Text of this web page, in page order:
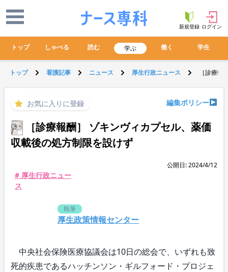
新規登録 ログイン
トップ しゃべる 読む 学ぶ 働く 学生
トップ 看護記事 ニュース 厚生行政ニュース ［診療
お気に入りに登録 編集ポリシー
［診療報酬］ ゾキンヴィカプセル、薬価
収載後の処方制限を設けず
公開日: 2024/4/12
# 厚生行政ニュー
ス
執筆
厚生政策情報センター
中央社会保険医療協議会は10日の総会で、いずれも致
死的疾患であるハッチンソン・ギルフォード・プロジェ